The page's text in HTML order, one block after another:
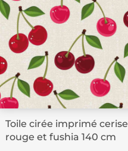
Toile cirée imprimé cerise
rouge et fushia 140 cm